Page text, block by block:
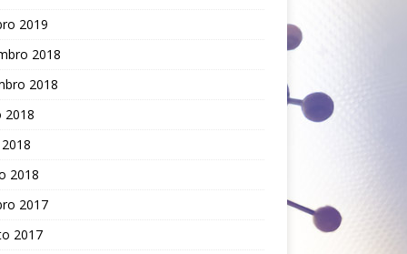
2019
2018
2018
2018
2018
2017
2017